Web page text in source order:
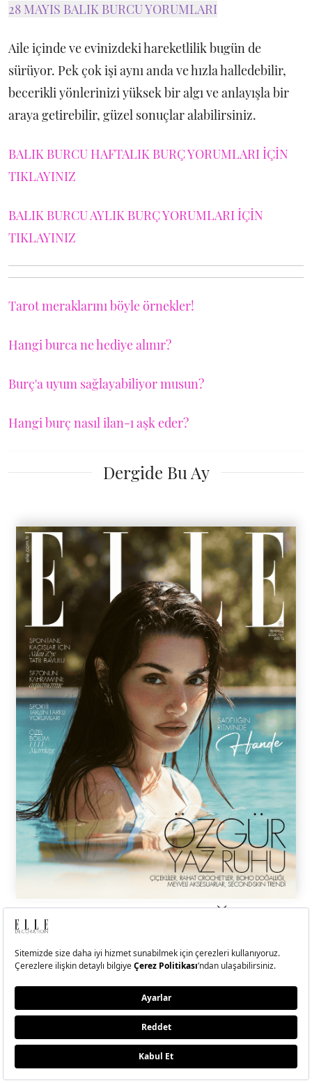
28 MAYIS BALIK BURCU YORUMLARI
Aile içinde ve evinizdeki hareketlilik bugün de
sürüyor. Pek çok işi aynı anda ve hızla halledebilir,
becerikli yönlerinizi yüksek bir algı ve anlayışla bir
araya getirebilir, güzel sonuçlar alabilirsiniz.
BALIK BURCU HAFTALIK BURÇ YORUMLARI İÇİN
TIKLAYINIZ
BALIK BURCU AYLIK BURÇ YORUMLARI İÇİN
TIKLAYINIZ
Tarot meraklarını böyle örnekler!
Hangi burca ne hediye alınır?
Burç'a uyum sağlayabiliyor musun?
Hangi burç nasıl ilan-ı aşk eder?
Dergide Bu Ay
ELLE Temmuz-Ağustos
2026 Sayısı Çıktı!
Hande Erçel ile kendi kıyısında, kendi dengesini bulan, sadeliğin
ritminde ilerleyen bir yolculuğa çıktık.
BU SAYIDA NELER VAR?